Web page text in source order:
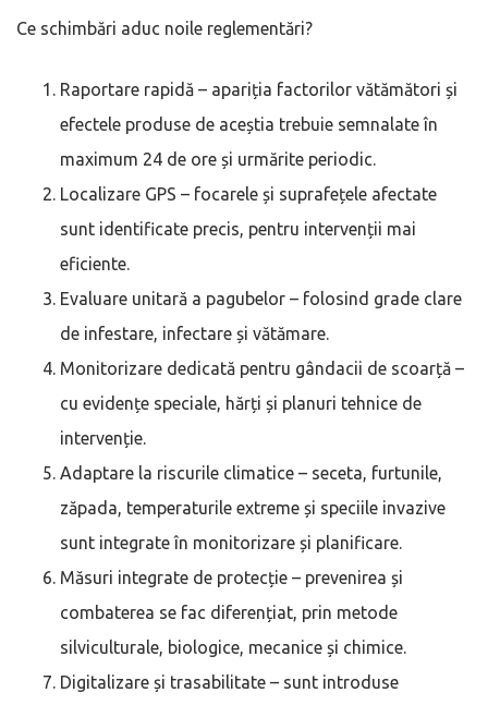
Ce schimbări aduc noile reglementări?
Raportare rapidă – apariția factorilor vătămători și
efectele produse de aceștia trebuie semnalate în
maximum 24 de ore și urmărite periodic.
Localizare GPS – focarele și suprafețele afectate
sunt identificate precis, pentru intervenții mai
eficiente.
Evaluare unitară a pagubelor – folosind grade clare
de infestare, infectare și vătămare.
Monitorizare dedicată pentru gândacii de scoarță –
cu evidențe speciale, hărți și planuri tehnice de
intervenție.
Adaptare la riscurile climatice – seceta, furtunile,
zăpada, temperaturile extreme și speciile invazive
sunt integrate în monitorizare și planificare.
Măsuri integrate de protecție – prevenirea și
combaterea se fac diferențiat, prin metode
silviculturale, biologice, mecanice și chimice.
Digitalizare și trasabilitate – sunt introduse